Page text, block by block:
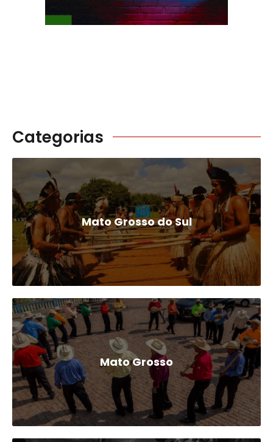
Categorias
Mato Grosso do Sul
Mato Grosso